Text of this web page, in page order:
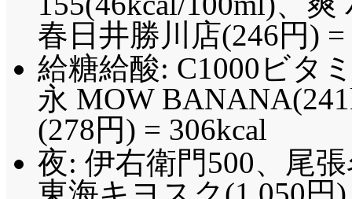
春日井勝川店(246円) =
給糖給酸: C1000ビタ
永 MOW
(278円) = 306kcal
夜: 伊右衛門500、尾